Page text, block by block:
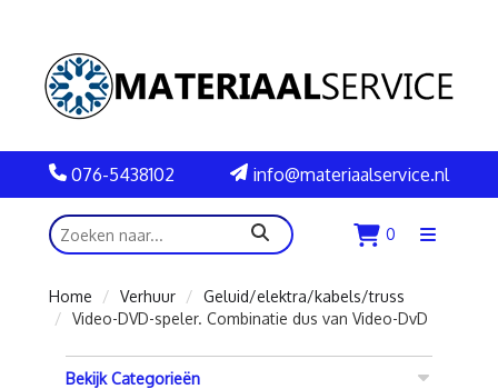
076-5438102 info@materiaalservice.nl
zoeken 0
Menu
Home
Verhuur
Geluid/elektra/kabels/truss
Video-DVD-speler. Combinatie dus van Video-DvD
Bekijk Categorieën